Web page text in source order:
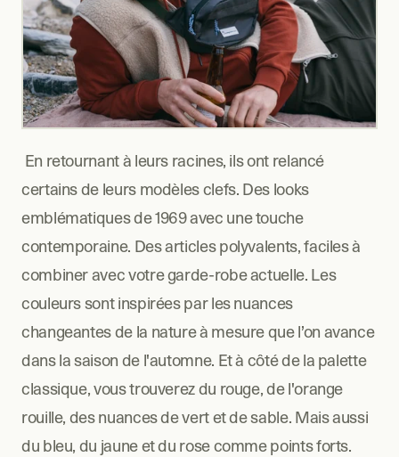
certains de leurs modèles clefs. Des looks
emblématiques de 1969 avec une touche
contemporaine. Des articles polyvalents, faciles à
combiner avec votre garde-robe actuelle. Les
couleurs sont inspirées par les nuances
changeantes de la nature à mesure que l’on avance
dans la saison de l'automne. Et à côté de la palette
classique, vous trouverez du rouge, de l'orange
rouille, des nuances de vert et de sable. Mais aussi
du bleu, du jaune et du rose comme points forts.